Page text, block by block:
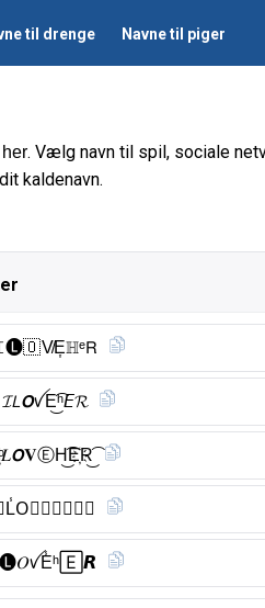
til drenge Navne til piger
her. Vælg navn til spil, sociale
kaldenavn.
V̸E͎ℍᵉ𝖱
𝓘𝘓𝙊ꪜE͜͡ʰ𝘌𝓡